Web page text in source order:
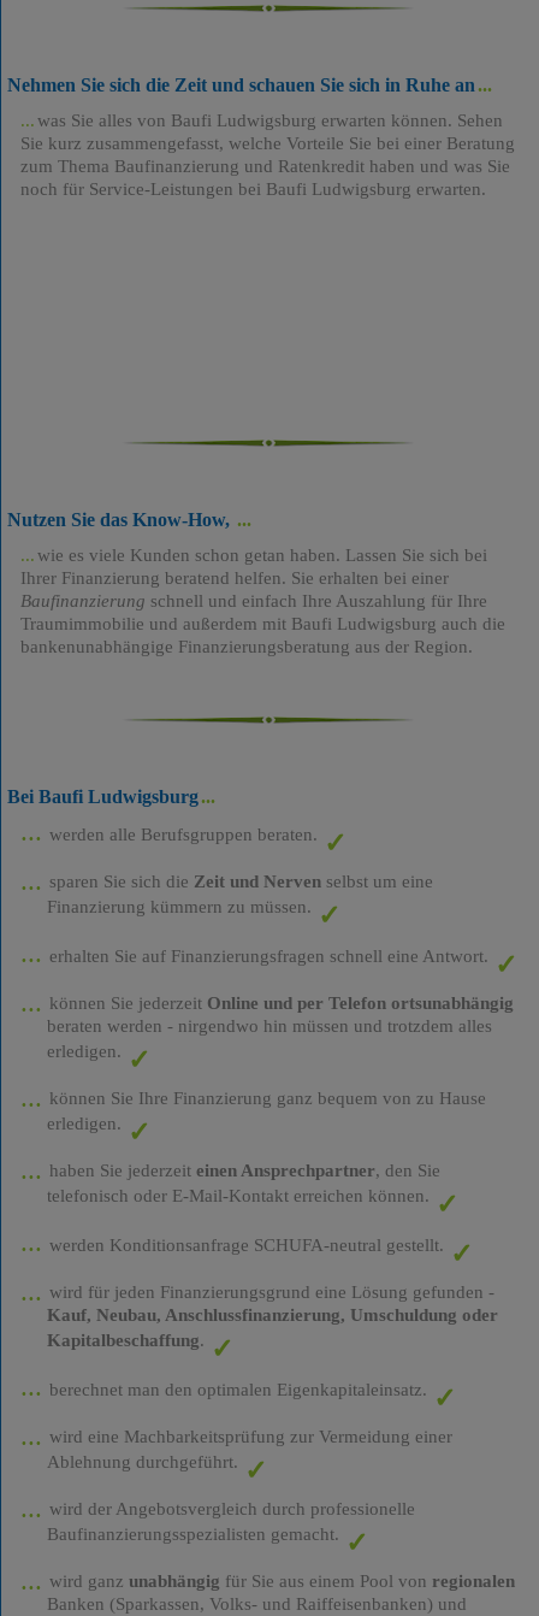
Nehmen Sie sich die Zeit und schauen Sie sich in Ruhe an
was Sie alles von Baufi Ludwigsburg erwarten können. Sehen
Sie kurz zusammengefasst, welche Vorteile Sie bei einer Beratung
zum Thema Baufinanzierung und Ratenkredit haben und was Sie
noch für Service-Leistungen bei Baufi Ludwigsburg erwarten.
Nutzen Sie das Know-How,
wie es viele Kunden schon getan haben. Lassen Sie sich bei
Ihrer Finanzierung beratend helfen. Sie erhalten bei einer
Baufinanzierung schnell und einfach Ihre Auszahlung für Ihre
Traumimmobilie und außerdem mit Baufi Ludwigsburg auch die
bankenunabhängige Finanzierungsberatung aus der Region.
Bei Baufi Ludwigsburg
werden alle Berufsgruppen beraten.
sparen Sie sich die Zeit und Nervenselbst um eine
Finanzierung kümmern zu müssen.
erhalten Sie auf Finanzierungsfragen schnell eine Antwort.
können Sie jederzeit Online und per Telefon ortsunabhängig
beraten werden - nirgendwo hin müssen und trotzdem alles
erledigen.
können Sie Ihre Finanzierung ganz bequem von zu Hause
erledigen.
haben Sie jederzeit einen Ansprechpartner, den Sie
telefonisch oder E-Mail-Kontakt erreichen können.
werden Konditionsanfrage SCHUFA-neutral gestellt.
wird für jeden Finanzierungsgrund eine Lösung gefunden -
Kauf, Neubau, Anschlussfinanzierung, Umschuldung oder
Kapitalbeschaffung.
berechnet man den optimalen Eigenkapitaleinsatz.
wird eine Machbarkeitsprüfung zur Vermeidung einer
Ablehnung durchgeführt.
wird der Angebotsvergleich durch professionelle
Baufinanzierungsspezialisten gemacht.
wird ganz unabhängig für Sie aus einem Pool von regionalen
Banken (Sparkassen, Volks- und Raiffeisenbanken) und